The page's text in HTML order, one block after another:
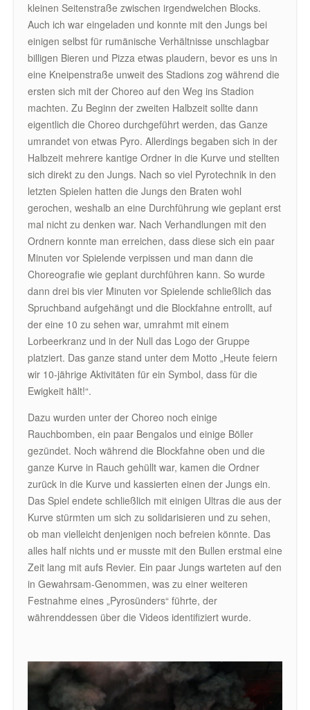
kleinen Seitenstraße zwischen irgendwelchen Blocks.
Auch ich war eingeladen und konnte mit den Jungs bei
einigen selbst für rumänische Verhältnisse unschlagbar
billigen Bieren und Pizza etwas plaudern, bevor es uns in
eine Kneipenstraße unweit des Stadions zog während die
ersten sich mit der Choreo auf den Weg ins Stadion
machten. Zu Beginn der zweiten Halbzeit sollte dann
eigentlich die Choreo durchgeführt werden, das Ganze
umrandet von etwas Pyro. Allerdings begaben sich in der
Halbzeit mehrere kantige Ordner in die Kurve und stellten
sich direkt zu den Jungs. Nach so viel Pyrotechnik in den
letzten Spielen hatten die Jungs den Braten wohl
gerochen, weshalb an eine Durchführung wie geplant erst
mal nicht zu denken war. Nach Verhandlungen mit den
Ordnern konnte man erreichen, dass diese sich ein paar
Minuten vor Spielende verpissen und man dann die
Choreografie wie geplant durchführen kann. So wurde
dann drei bis vier Minuten vor Spielende schließlich das
Spruchband aufgehängt und die Blockfahne entrollt, auf
der eine 10 zu sehen war, umrahmt mit einem
Lorbeerkranz und in der Null das Logo der Gruppe
platziert. Das ganze stand unter dem Motto „Heute feiern
wir 10-jährige Aktivitäten für ein Symbol, dass für die
Ewigkeit hält!“.
Dazu wurden unter der Choreo noch einige
Rauchbomben, ein paar Bengalos und einige Böller
gezündet. Noch während die Blockfahne oben und die
ganze Kurve in Rauch gehüllt war, kamen die Ordner
zurück in die Kurve und kassierten einen der Jungs ein.
Das Spiel endete schließlich mit einigen Ultras die aus der
Kurve stürmten um sich zu solidarisieren und zu sehen,
ob man vielleicht denjenigen noch befreien könnte. Das
alles half nichts und er musste mit den Bullen erstmal eine
Zeit lang mit aufs Revier. Ein paar Jungs warteten auf den
in Gewahrsam-Genommen, was zu einer weiteren
Festnahme eines „Pyrosünders“ führte, der
währenddessen über die Videos identifiziert wurde.